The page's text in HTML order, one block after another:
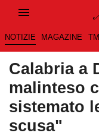
NOTIZIE MAGAZINE
Calabria a
malinteso
sistemato
scusa"